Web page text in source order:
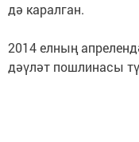
дә каралган.
2014 елның
дәүләт пошлинасы